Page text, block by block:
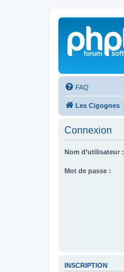
FAQ
Les Cigognes
Connexion
Nom d’utilisateur :
Mot de passe :
INSCRIPTION